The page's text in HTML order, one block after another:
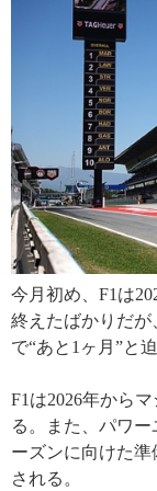
今月初め、F1は
終えたばかりだが
で“あと1ヶ月”と
F1は2026年から
る。また、パワ
ーズンに向けた
される。